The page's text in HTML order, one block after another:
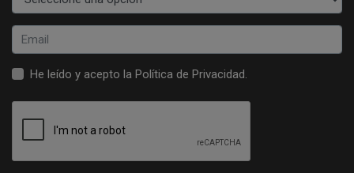
He leído y acepto la Política de Privacidad